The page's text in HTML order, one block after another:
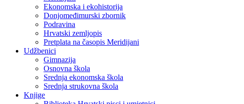
Ekonomska i ekohistorija
Donjomeđimurski zbornik
Podravina
Hrvatski zemljopis
Pretplata na časopis Meridijani
Udžbenici
Gimnazija
Osnovna škola
Srednja ekonomska škola
Srednja strukovna škola
Knjige